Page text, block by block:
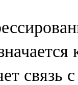
связь